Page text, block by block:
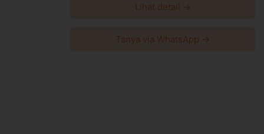
Lihat detail →
Tanya via WhatsApp →